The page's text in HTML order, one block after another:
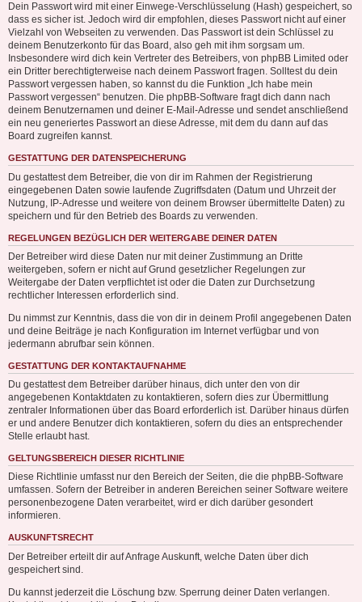
Dein Passwort wird mit einer Einwege-Verschlüsselung (Hash) gespeichert, so
dass es sicher ist. Jedoch wird dir empfohlen, dieses Passwort nicht auf einer
Vielzahl von Webseiten zu verwenden. Das Passwort ist dein Schlüssel zu
deinem Benutzerkonto für das Board, also geh mit ihm sorgsam um.
Insbesondere wird dich kein Vertreter des Betreibers, von phpBB Limited oder
ein Dritter berechtigterweise nach deinem Passwort fragen. Solltest du dein
Passwort vergessen haben, so kannst du die Funktion „Ich habe mein
Passwort vergessen“ benutzen. Die phpBB-Software fragt dich dann nach
deinem Benutzernamen und deiner E-Mail-Adresse und sendet anschließend
ein neu generiertes Passwort an diese Adresse, mit dem du dann auf das
Board zugreifen kannst.
GESTATTUNG DER DATENSPEICHERUNG
Du gestattest dem Betreiber, die von dir im Rahmen der Registrierung
eingegebenen Daten sowie laufende Zugriffsdaten (Datum und Uhrzeit der
Nutzung, IP-Adresse und weitere von deinem Browser übermittelte Daten) zu
speichern und für den Betrieb des Boards zu verwenden.
REGELUNGEN BEZÜGLICH DER WEITERGABE DEINER DATEN
Der Betreiber wird diese Daten nur mit deiner Zustimmung an Dritte
weitergeben, sofern er nicht auf Grund gesetzlicher Regelungen zur
Weitergabe der Daten verpflichtet ist oder die Daten zur Durchsetzung
rechtlicher Interessen erforderlich sind.
Du nimmst zur Kenntnis, dass die von dir in deinem Profil angegebenen Daten
und deine Beiträge je nach Konfiguration im Internet verfügbar und von
jedermann abrufbar sein können.
GESTATTUNG DER KONTAKTAUFNAHME
Du gestattest dem Betreiber darüber hinaus, dich unter den von dir
angegebenen Kontaktdaten zu kontaktieren, sofern dies zur Übermittlung
zentraler Informationen über das Board erforderlich ist. Darüber hinaus dürfen
er und andere Benutzer dich kontaktieren, sofern du dies an entsprechender
Stelle erlaubt hast.
GELTUNGSBEREICH DIESER RICHTLINIE
Diese Richtlinie umfasst nur den Bereich der Seiten, die die phpBB-Software
umfassen. Sofern der Betreiber in anderen Bereichen seiner Software weitere
personenbezogene Daten verarbeitet, wird er dich darüber gesondert
informieren.
AUSKUNFTSRECHT
Der Betreiber erteilt dir auf Anfrage Auskunft, welche Daten über dich
gespeichert sind.
Du kannst jederzeit die Löschung bzw. Sperrung deiner Daten verlangen.